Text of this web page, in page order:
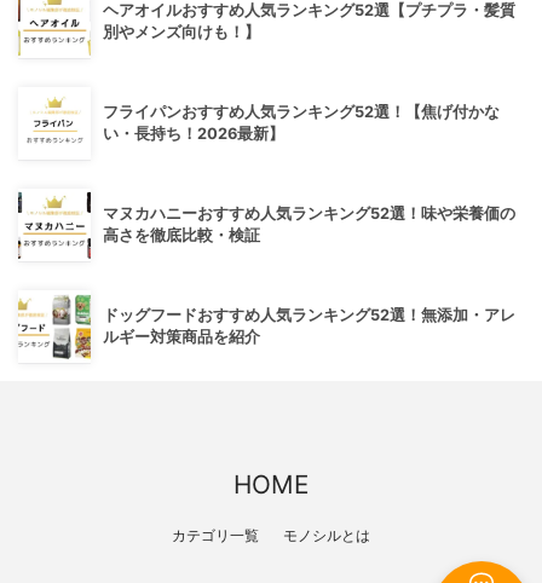
ヘアオイルおすすめ人気ランキング52選【プチプラ・髪質
別やメンズ向けも！】
フライパンおすすめ人気ランキング52選！【焦げ付かな
い・長持ち！2026最新】
マヌカハニーおすすめ人気ランキング52選！味や栄養価の
高さを徹底比較・検証
ドッグフードおすすめ人気ランキング52選！無添加・アレ
ルギー対策商品を紹介
HOME
カテゴリ一覧 モノシルとは